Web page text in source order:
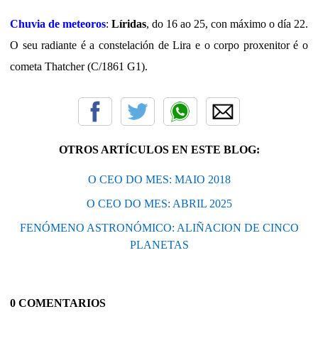
Chuvia de meteoros: Líridas, do 16 ao 25, con máximo o día 22.
O seu radiante é a constelación de Lira e o corpo proxenitor é o
cometa Thatcher (C/1861 G1).
OTROS ARTÍCULOS EN ESTE BLOG:
O CEO DO MES: MAIO 2018
O CEO DO MES: ABRIL 2025
FENÓMENO ASTRONÓMICO: ALIÑACION DE CINCO
PLANETAS
0 COMENTARIOS